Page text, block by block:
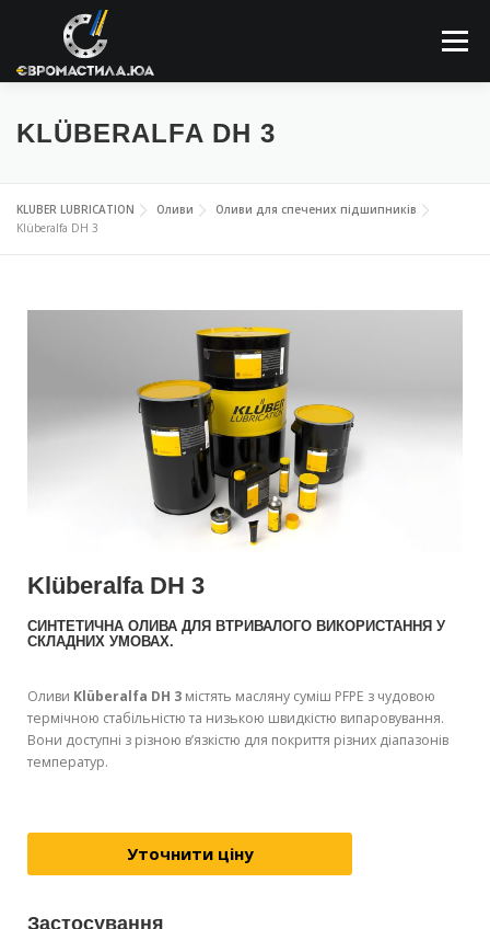
Меню
ПРО КОМПАНІЮ МАСТИЛЬНІ МАТЕРІАЛИ
ЗАСТОСОВУННЯ НОВИНИ КОНТАКТИ
KLÜBERALFA DH 3
KLUBER LUBRICATION Оливи
Оливи для спечених підшипників
Klüberalfa DH 3
Klüberalfa DH 3
СИНТЕТИЧНА ОЛИВА ДЛЯ ВТРИВАЛОГО ВИКОРИСТАННЯ У
СКЛАДНИХ УМОВАХ.
Оливи Klüberalfa DH 3 містять масляну суміш PFPE з чудовою
термічною стабільністю та низькою швидкістю випаровування.
Вони доступні з різною в’язкістю для покриття різних діапазонів
температур.
Уточнити ціну
Застосування